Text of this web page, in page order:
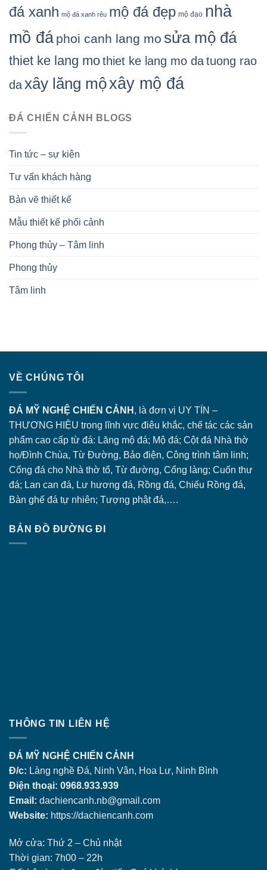
đá xanh mộ đá xanh rêu mộ đá đẹp mộ đạo nhà
mồ đá phoi canh lang mo sửa mộ đá
thiet ke lang mothiet ke lang mo datuong rao
daxây lăng mộxây mộ đá
ĐÁ CHIẾN CẢNH BLOGS
Tin tức – sự kiện
Tư vấn khách hàng
Bản vẽ thiết kế
Mẫu thiết kế phối cảnh
Phong thủy – Tâm linh
Phong thủy
Tâm linh
VỀ CHÚNG TÔI
ĐÁ MỸ NGHỆ CHIẾN CẢNH , là đơn vị UY TÍN –
THƯƠNG HIỆU trong lĩnh vực điêu khắc, chế tác các sản
phẩm cao cấp từ đá: Lăng mộ đá; Mộ đá; Cột đá Nhà thờ
họ/Đình Chùa, Từ Đường, Bảo điện, Công trình tâm linh;
Cổng đá cho Nhà thờ tổ, Từ đường, Cổng làng; Cuốn thư
đá; Lan can đá, Lư hương đá, Rồng đá, Chiếu Rồng đá,
Bàn ghế đá tự nhiên; Tượng phật đá,….
BẢN ĐỒ ĐƯỜNG ĐI
THÔNG TIN LIÊN HỆ
ĐÁ MỸ NGHỆ CHIẾN CẢNH
Đ/c: Làng nghề Đá, Ninh Vân, Hoa Lư, Ninh Bình
Điện thoại: 0968.933.939
Email: dachiencanh.nb@gmail.com
Website: https://dachiencanh.com
Mở cửa: Thứ 2 – Chủ nhật
Thời gian: 7h00 – 22h